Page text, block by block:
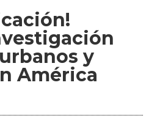
y
América